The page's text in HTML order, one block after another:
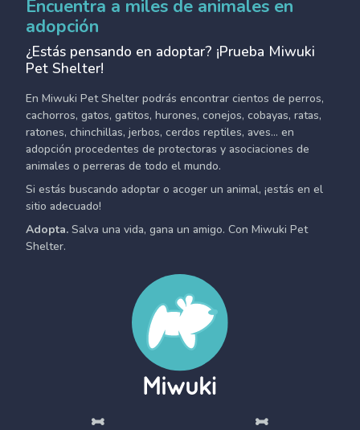
Encuentra a miles de animales en
adopción
¿Estás pensando en adoptar? ¡Prueba Miwuki
Pet Shelter!
En Miwuki Pet Shelter podrás encontrar cientos de perros,
cachorros, gatos, gatitos, hurones, conejos, cobayas, ratas,
ratones, chinchillas, jerbos, cerdos reptiles, aves... en
adopción procedentes de protectoras y asociaciones de
animales o perreras de todo el mundo.
Si estás buscando adoptar o acoger un animal, ¡estás en el
sitio adecuado!
Adopta. Salva una vida, gana un amigo. Con Miwuki Pet
Shelter.